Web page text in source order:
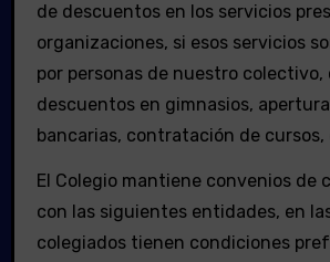
de descuentos en los servicios
organizaciones, si esos servicios
por personas de nuestro colectivo,
descuentos en gimnasios,
bancarias, contratación de cursos,
El Colegio mantiene convenios de
con las siguientes entidades, en
colegiados tienen condiciones